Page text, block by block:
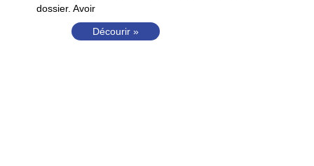
dossier. Avoir
Décourir »